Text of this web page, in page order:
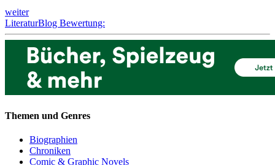
weiter
LiteraturBlog Bewertung:
Themen und Genres
Biographien
Chroniken
Comic & Graphic Novels